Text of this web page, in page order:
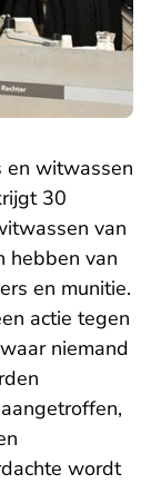
en witwassen
30
van
hebben van
en munitie.
actie tegen
niemand
wordt